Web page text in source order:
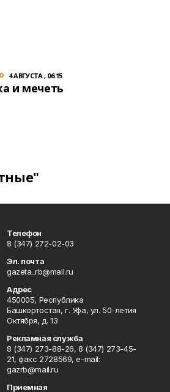
4 АВГУСТА , 06:15
и мечеть
Телефон
8 (347) 272-02-03
Эл. почта
gazeta_rb@mail.ru
Адрес
450005, Республика
Башкортостан, г. Уфа, ул. 50-летия
Октября, д. 13
Рекламная служба
8 (347) 273-88-26, 8 (347) 273-45-
21, факс 2728569, e-mail:
gazrb@mail.ru
Приемная